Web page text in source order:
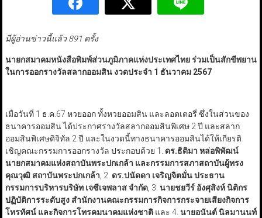
มีผู้อ่านข่าวนี้แล้ว 891 ครั้ง
นายกสมาคมหนังสือพิมพ์ส่วนภูมิภาคแห่งประเทศไทย ร่วมเป็นสักขีพยาน
ในการออกรางวัลสลากออมสิน งวดประจำ 1 ธันวาคม 2567
เมื่อวันที่ 1 ธ.ค.67 หวยออก ทั้งหวยออมสิน และลอตเตอรี่ ซึ่งในส่วนของ
ธนาคารออมสิน ได้ประกาศรางวัลสลากออมสินพิเศษ 2 ปี และสลาก
ออมสินพิเศษดิจิทัล 2 ปี และในงวดนี้ทางธนาคารออมสินได้ให้เกียรติ
เชิญคณะกรรมการออกรางวัล ประกอบด้วย 1. ดร.ธิติมา หล่อพิพัฒน์
นายกสมาคมแห่งสถาบันพระปกเกล้า และกรรมการสภาสถาบันผู้ทรง
คุณวุฒิ สถาบันพระปกเกล้า, 2. ดร.ปนัดดา เจริญจิตมั่น ประธาน
กรรมการบริหารบริษัท เจซีเจพลาส จำกัด, 3. นายชยวีร์ อังศุสิงห์ นิติกร
ปฏิบัติการระดับสูง สำนักงานคณะกรรมการกิจการกระจายเสียงกิจการ
โทรทัศน์ และกิจการโทรคมนาคมแห่งชาติและ 4. นายอนันต์ นิลมานนท์